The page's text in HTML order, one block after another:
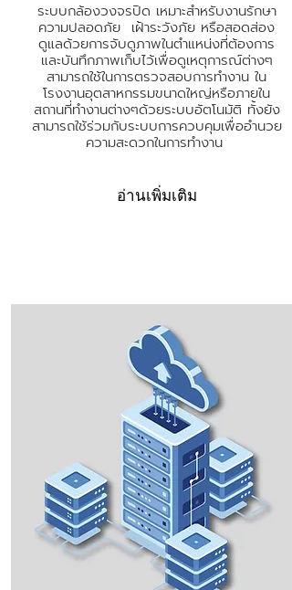
ระบบกล้องวงจรปิด เหมาะสำหรับงานรักษา
ความปลอดภัย เฝ้าระวังภัย หรือสอดส่อง
ดูแลด้วยการจับดูภาพในตำแหน่งที่ต้องการ
และบันทึกภาพเก็บไว้เพื่อดูเหตุการณ์ต่างๆ
สามารถใช้ในการตรวจสอบการทำงาน ใน
โรงงานอุตสาหกรรมขนาดใหญ่หรือภายใน
สถานที่ทำงานต่างๆด้วยระบบอัตโนมัติ ทั้งยัง
สามารถใช้ร่วมกับระบบการควบคุมเพื่ออำนวย
ความสะดวกในการทำงาน
อ่านเพิ่มเติม